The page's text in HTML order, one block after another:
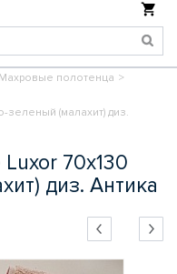
Махровые полотенца >
(малахит) диз.
70х130
диз. Антика